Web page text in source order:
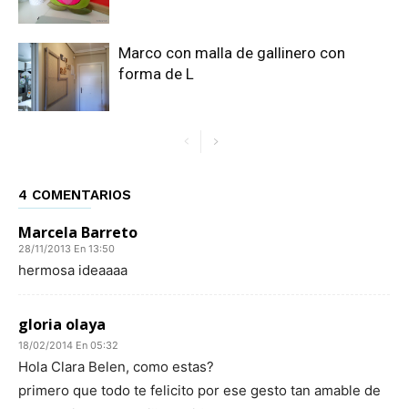
Marco con malla de gallinero con
forma de L
4 COMENTARIOS
Marcela Barreto
28/11/2013 En 13:50
hermosa ideaaaa
gloria olaya
18/02/2014 En 05:32
Hola Clara Belen, como estas?
primero que todo te felicito por ese gesto tan amable de